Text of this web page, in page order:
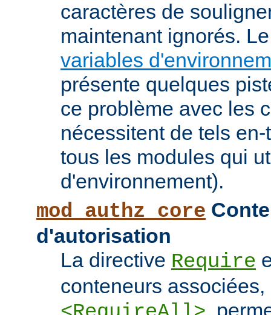
caractères de
maintenant ignorés.
variables
présente quelques
ce problème avec les
nécessitent de tels
tous les modules qui
d'environnement).
mod_authz_core
d'autorisation
La directive Require
conteneurs associées,